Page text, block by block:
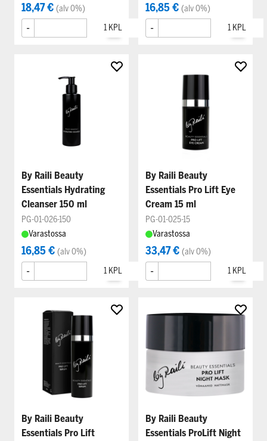
18,47 € (alv 0%)
-
16,85 € (alv 0%)
-
By Raili Beauty
Essentials Hydrating
Cleanser 150 ml
PG-01-026-150
Varastossa
16,85 € (alv 0%)
-
By Raili Beauty
Essentials Pro Lift Eye
Cream 15 ml
PG-01-025-15
Varastossa
33,47 € (alv 0%)
-
By Raili Beauty
Essentials Pro Lift
By Raili Beauty
Essentials ProLift Night